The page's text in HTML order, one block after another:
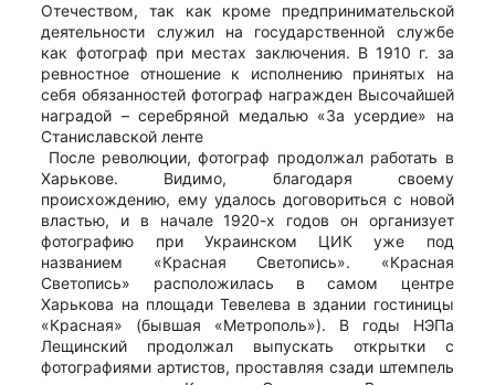
Отечеством, так как кроме предпринимательской
деятельности служил на государственной службе
как фотограф при местах заключения. В 1910 г. за
ревностное отношение к исполнению принятых на
себя обязанностей фотограф награжден Высочайшей
наградой – серебряной медалью «За усердие» на
Станиславской ленте
После революции, фотограф продолжал работать в
Харькове. Видимо, благодаря своему
происхождению, ему удалось договориться с новой
властью, и в начале 1920-х годов он организует
фотографию при Украинском ЦИК уже под
названием «Красная Светопись». «Красная
Светопись» расположилась в самом центре
Харькова на площади Тевелева в здании гостиницы
«Красная» (бывшая «Метрополь»). В годы НЭПа
Лещинский продолжал выпускать открытки с
фотографиями артистов, проставляя сзади штемпель